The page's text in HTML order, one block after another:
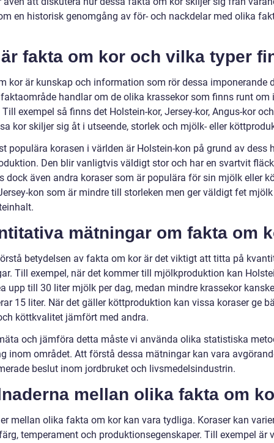
en historisk genomgång av för- och nackdelar med olika
är fakta om kor och vilka typer
kor är kunskap och information som rör dessa imponerande
handlar om de olika krassekor som finns runt om i
exempel så finns det Holstein-kor, Jersey-kor, Angus-kor
kor skiljer sig åt i utseende, storlek och mjölk- eller
populära korasen i världen är Holstein-kon på grund av dess
Den blir vanligtvis väldigt stor och har en svartvit
dock även andra koraser som är populära för sin mjölk eller
kon som är mindre till storleken men ger väldigt fet
mätningar om fakta om
betydelsen av fakta om kor är det viktigt att titta på
Till exempel, när det kommer till mjölkproduktion kan
upp till 30 liter mjölk per dag, medan mindre krassekor
15 liter. När det gäller köttproduktion kan vissa koraser ge
köttkvalitet jämfört med andra.
och jämföra detta måste vi använda olika statistiska
inom området. Att förstå dessa mätningar kan vara
beslut inom jordbruket och livsmedelsindustrin.
mellan olika fakta om
mellan olika fakta om kor kan vara tydliga. Koraser kan
temperament och produktionsegenskaper. Till exempel är